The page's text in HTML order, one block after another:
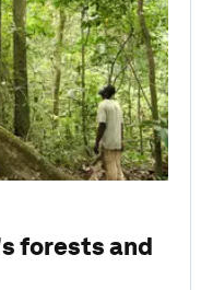
forests and